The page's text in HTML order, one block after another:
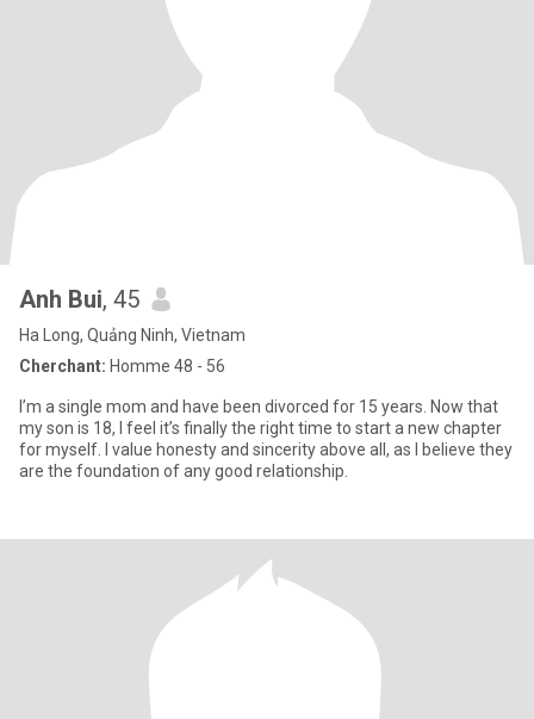
Anh Bui, 45
Ha Long, Quảng Ninh, Vietnam
Cherchant: Homme 48 - 56
I’m a single mom and have been divorced for 15 years. Now that
my son is 18, I feel it’s finally the right time to start a new chapter
for myself. I value honesty and sincerity above all, as I believe they
are the foundation of any good relationship.